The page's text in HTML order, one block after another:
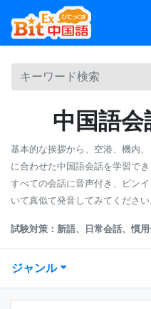
中国語会
基本的な挨拶から、空港、機内
に合わせた中国語会話を学習でき
すべての会話に音声付き、ピン
いて真似て発音してみてください
試験対策：新語、日常会話、慣
ジャンル